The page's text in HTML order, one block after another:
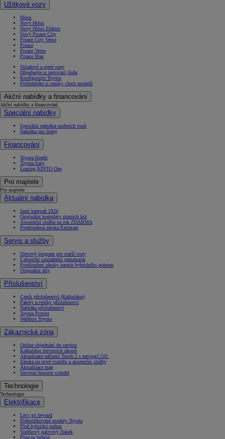
Užitkové vozy
Hilux
Nový Hilux
Nový Hilux Elektro
Nový Proace City
Proace City Verso
Proace
Proace Verso
Proace Max
Skladové a ojeté vozy
Objednejte si testovací jízdu
Konfigurujte Toyotu
Prohlédněte si ceníky všech modelů
Akční nabídky a financování
Akční nabídky a financování
Speciální nabídky
Speciální nabídka osobních vozů
Nabídka pro firmy
Financování
Toyota Kredit
Toyota Easy
Leasing KINTO One
Pro majitele
Pro majitele
Aktuální nabídka
Jarní kampaň 2026
Originální komplety zimních kol
Asistenční služba na rok ZDARMA
Prodloužená záruka Extracare
Servis a služby
Slevový program pro starší vozy
Celoroční uskladnění pneumatik
Prodloužení záruky baterie hybridního pohonu
Originální díly
Příslušenství
Ceník příslušenství (Kalkulátor)
Pakety a ceníky příslušenství
Nabídka příslušenství
Toyota Protect
Wallbox Toyota
Zákaznická zóna
Online objednání do servisu
Kalkulátor servisních úkonů
Aktualizace zařízení Touch 2 s navigací GO
Záruka na nové vozidlo a asistenční služby
Aktualizace map
Servisní historie vozidel
Technologie
Technologie
Elektrifikace
Let's go beyond
Elektrifikované modely Toyota
Plně hybridní pohon
Vodíkový palivový článek
Plug-in hybrid